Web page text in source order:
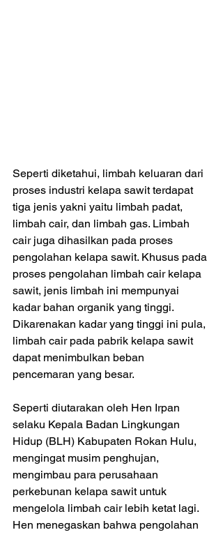
Seperti diketahui, limbah keluaran dari
proses industri kelapa sawit terdapat
tiga jenis yakni yaitu limbah padat,
limbah cair, dan limbah gas. Limbah
cair juga dihasilkan pada proses
pengolahan kelapa sawit. Khusus pada
proses pengolahan limbah cair kelapa
sawit, jenis limbah ini mempunyai
kadar bahan organik yang tinggi.
Dikarenakan kadar yang tinggi ini pula,
limbah cair pada pabrik kelapa sawit
dapat menimbulkan beban
pencemaran yang besar.
Seperti diutarakan oleh Hen Irpan
selaku Kepala Badan Lingkungan
Hidup (BLH) Kabupaten Rokan Hulu,
mengingat musim penghujan,
mengimbau para perusahaan
perkebunan kelapa sawit untuk
mengelola limbah cair lebih ketat lagi.
Hen menegaskan bahwa pengolahan